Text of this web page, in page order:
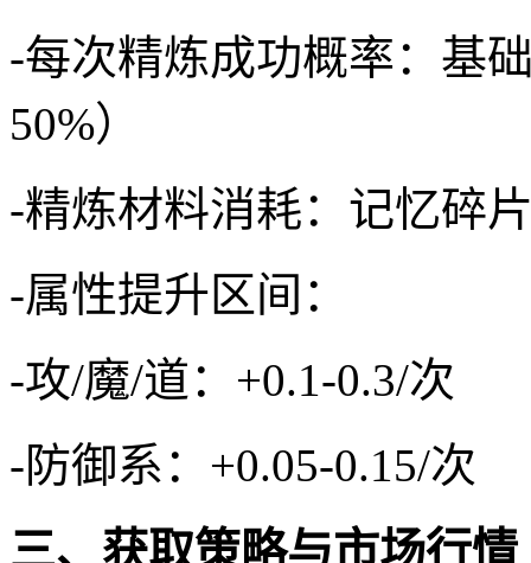
-每次精炼成功概率：基
50%）
-精炼材料消耗：记忆碎
-属性提升区间：
-攻/魔/道：+0.1-0.3/次
-防御系：+0.05-0.15/次
三、获取策略与市场行情